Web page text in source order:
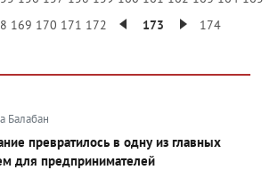
169 170 171 172 173 174
Балабан
превратилось в одну из главных
для предпринимателей